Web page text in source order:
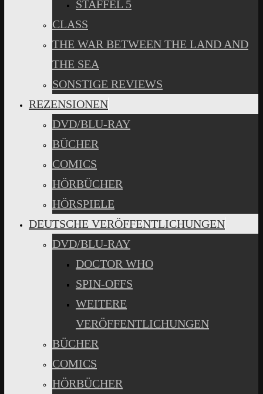
STAFFEL 5
CLASS
THE WAR BETWEEN THE LAND AND
THE SEA
SONSTIGE REVIEWS
REZENSIONEN
DVD/BLU-RAY
BÜCHER
COMICS
HÖRBÜCHER
HÖRSPIELE
DEUTSCHE VERÖFFENTLICHUNGEN
DVD/BLU-RAY
DOCTOR WHO
SPIN-OFFS
WEITERE
VERÖFFENTLICHUNGEN
BÜCHER
COMICS
HÖRBÜCHER